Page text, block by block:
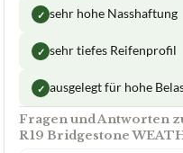
✓ sehr hohe Nasshaftung
✓ sehr tiefes Reifenprofil
✓ ausgelegt für hohe
Fragen und Antworten
R19 Bridgestone